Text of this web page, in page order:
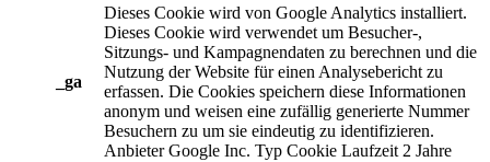
_ga
Dieses Cookie wird von Google Analytics installiert.
Dieses Cookie wird verwendet um Besucher-,
Sitzungs- und Kampagnendaten zu berechnen und die
Nutzung der Website für einen Analysebericht zu
erfassen. Die Cookies speichern diese Informationen
anonym und weisen eine zufällig generierte Nummer
Besuchern zu um sie eindeutig zu identifizieren.
Anbieter Google Inc. Typ Cookie Laufzeit 2 Jahre